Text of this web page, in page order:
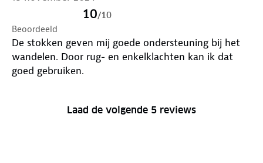
10/10
Beoordeeld
De stokken geven mij goede ondersteuning bij het
wandelen. Door rug- en enkelklachten kan ik dat
goed gebruiken.
Laad de volgende 5 reviews